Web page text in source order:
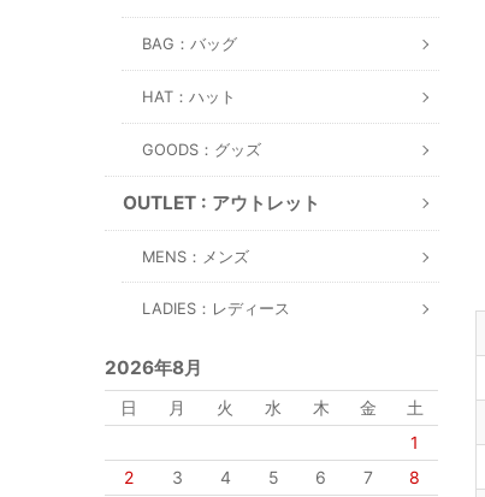
BAG：バッグ
HAT：ハット
GOODS：グッズ
OUTLET : アウトレット
MENS：メンズ
LADIES：レディース
2026年8月
日 月 火 水 木 金
土
1
2
3 4 5 6 7
8